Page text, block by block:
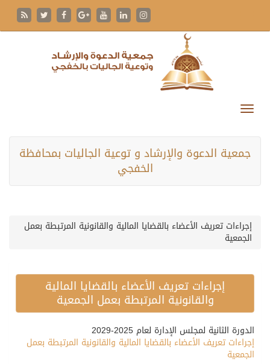
جمعية الدعوة والإرشاد و توعية الجاليات بمحافظة
الخفجي
إجراءات تعريف الأعضاء بالقضايا المالية والقانونية المرتبطة بعمل
الجمعية
إجراءات تعريف الأعضاء بالقضايا المالية
والقانونية المرتبطة بعمل الجمعية
الدورة الثانية لمجلس الإدارة لعام 2025-2029
إجراءات تعريف الأعضاء بالقضايا المالية والقانونية المرتبطة بعمل
الجمعية